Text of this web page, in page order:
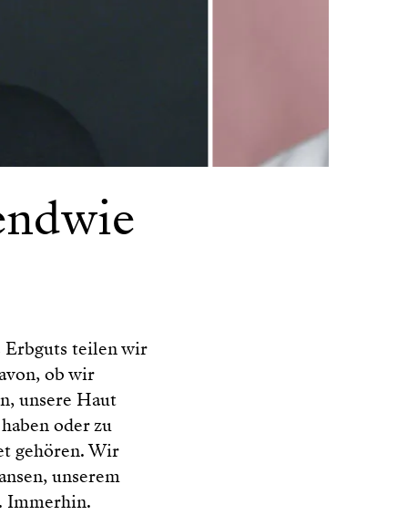
Erbguts teilen wir
ob wir
unsere Haut
oder zu
gehören. Wir
unserem
Immerhin.